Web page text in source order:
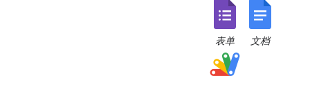
表单 文档